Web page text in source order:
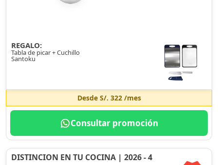
REGALO:
Tabla de picar + Cuchillo
Santoku
Desde S/. 322/mes
Consultar promoción
DISTINCION EN TU COCINA | 2026 - 4